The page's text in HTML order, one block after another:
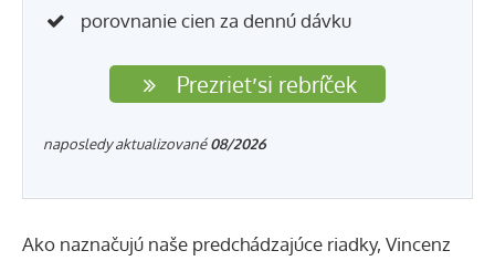
porovnanie cien za dennú dávku
Prezrieť si rebríček
naposledy aktualizované 08/2026
Ako naznačujú naše predchádzajúce riadky, Vincenz